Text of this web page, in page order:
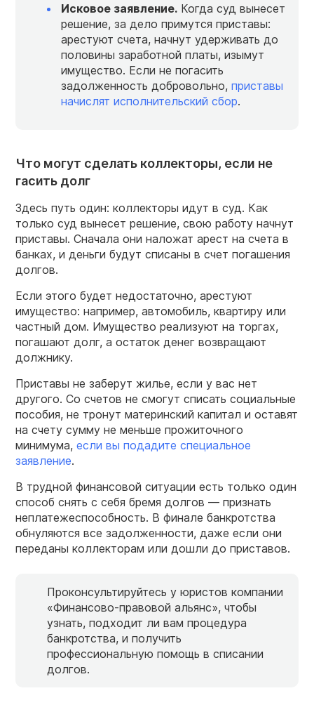
Исковое заявление. Когда суд вынесет
решение, за дело примутся приставы:
арестуют счета, начнут удерживать до
половины заработной платы, изымут
имущество. Если не погасить
задолженность добровольно, приставы
начислят исполнительский сбор.
Что могут сделать коллекторы, если не
гасить долг
Здесь путь один: коллекторы идут в суд. Как
только суд вынесет решение, свою работу начнут
приставы. Сначала они наложат арест на счета в
банках, и деньги будут списаны в счет погашения
долгов.
Если этого будет недостаточно, арестуют
имущество: например, автомобиль, квартиру или
частный дом. Имущество реализуют на торгах,
погашают долг, а остаток денег возвращают
должнику.
Приставы не заберут жилье, если у вас нет
другого. Со счетов не смогут списать социальные
пособия, не тронут материнский капитал и оставят
на счету сумму не меньше прожиточного
минимума, если вы подадите специальное
заявление.
В трудной финансовой ситуации есть только один
способ снять с себя бремя долгов — признать
неплатежеспособность. В финале банкротства
обнуляются все задолженности, даже если они
переданы коллекторам или дошли до приставов.
Проконсультируйтесь у юристов компании
«Финансово-правовой альянс», чтобы
узнать, подходит ли вам процедура
банкротства, и получить
профессиональную помощь в списании
долгов.